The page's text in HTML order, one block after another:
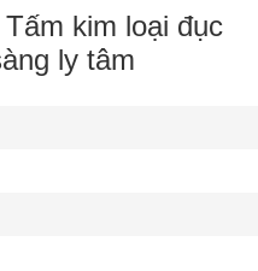
kim loại đục
ly tâm